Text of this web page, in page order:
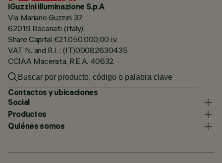
iGuzzini illuminazione S.p.A
Via Mariano Guzzini 37
62019 Recanati (Italy)
Share Capital €21.050.000,00 i.v.
VAT N. and R.I. : (IT)00082630435
CCIAA Macerata, R.E.A. 40632
Contactos y ubicaciones
Social
Productos
Quiénes somos